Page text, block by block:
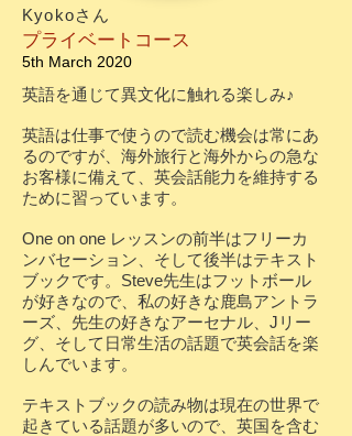
Kyokoさん
プライベートコース
​5th March 2020
英語を通じて異文化に触れる楽しみ♪
英語は仕事で使うので読む機会は常にあ
るのですが、海外旅行と海外からの急な
お客様に備えて、英会話能力を維持する
ために習っています。
One on one レッスンの前半はフリーカ
ンバセーション、そして後半はテキスト
ブックです。Steve先生はフットボール
が好きなので、私の好きな鹿島アントラ
ーズ、先生の好きなアーセナル、Jリー
グ、そして日常生活の話題で英会話を楽
しんでいます。
テキストブックの読み物は現在の世界で
起きている話題が多いので、英国を含む